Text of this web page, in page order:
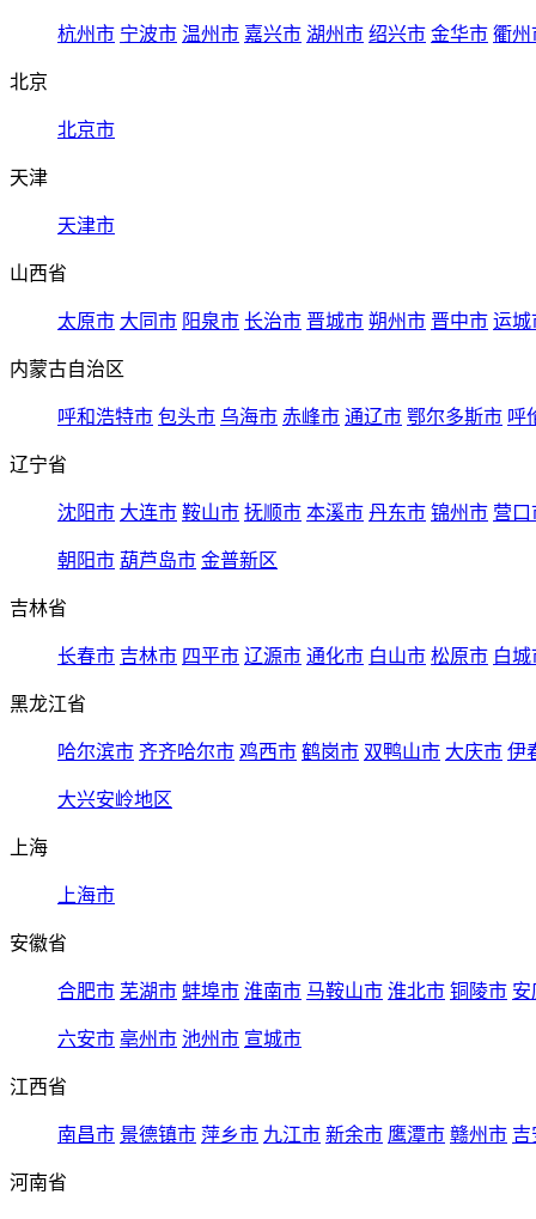
杭州市 宁波市 温州市 嘉兴市 湖州市 绍兴市 金华市 衢州
北京
北京市
天津
天津市
山西省
太原市 大同市 阳泉市 长治市 晋城市 朔州市 晋中市 运城
内蒙古自治区
呼和浩特市 包头市 乌海市 赤峰市 通辽市 鄂尔多斯市 呼
辽宁省
沈阳市 大连市 鞍山市 抚顺市 本溪市 丹东市 锦州市 营口
朝阳市 葫芦岛市 金普新区
吉林省
长春市 吉林市 四平市 辽源市 通化市 白山市 松原市 白城
黑龙江省
哈尔滨市 齐齐哈尔市 鸡西市 鹤岗市 双鸭山市 大庆市 伊
大兴安岭地区
上海
上海市
安徽省
合肥市 芜湖市 蚌埠市 淮南市 马鞍山市 淮北市 铜陵市 安
六安市 亳州市 池州市 宣城市
江西省
南昌市 景德镇市 萍乡市 九江市 新余市 鹰潭市 赣州市 吉
河南省